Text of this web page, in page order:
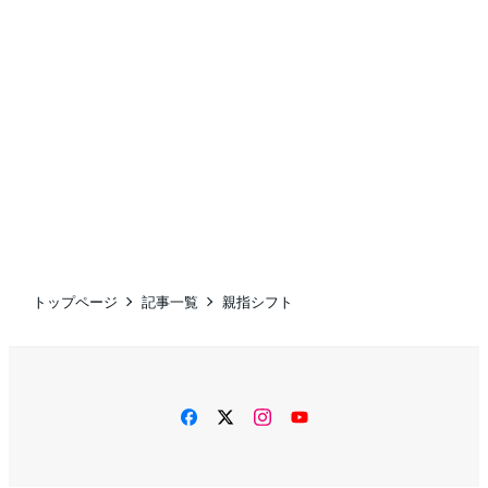
トップページ 記事一覧 親指シフト
facebooktwitterinstagram
YouTube